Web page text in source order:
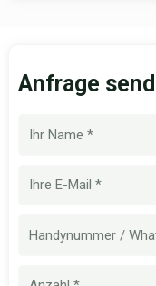
Anfrage